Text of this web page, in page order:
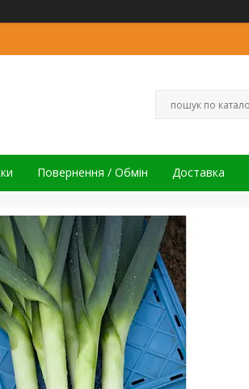
Повернення / Обмін Доставка